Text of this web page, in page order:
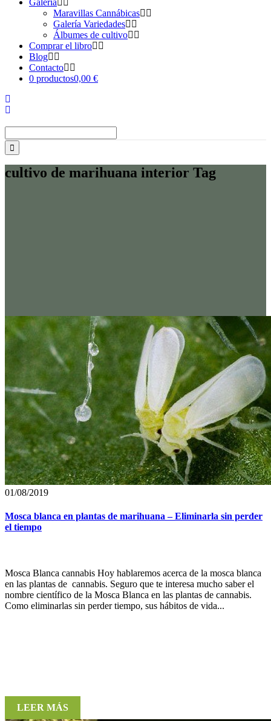
Galería
Maravillas Cannábicas
Galería Variedades
Álbumes de cultivo
Comprar el libro
Blog
Contacto
0 productos0,00 €
cultivo de marihuana interior Tag
01/08/2019
Mosca blanca en plantas de marihuana – Eliminarla sin perder
el tiempo
Mosca Blanca cannabis Hoy hablaremos acerca de la mosca blanca
en las plantas de cannabis. Seguro que te interesa mucho saber el
nombre científico de la Mosca Blanca en las plantas de cannabis.
Como eliminarlas sin perder tiempo, sus hábitos de vida...
LEER MÁS